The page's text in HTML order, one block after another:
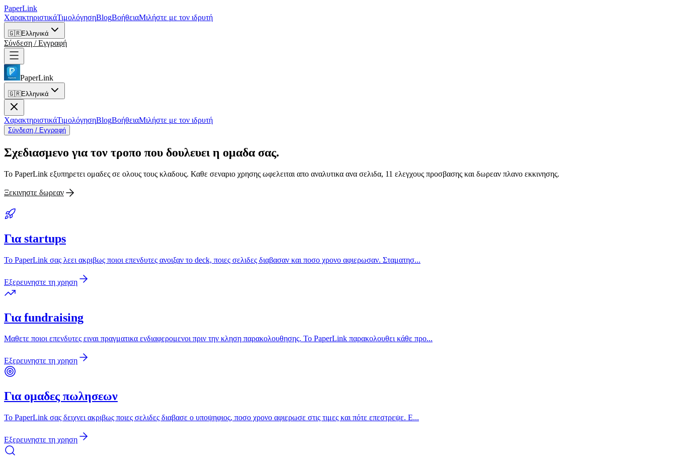
PaperLink
ΧαρακτηριστικάΤιμολόγησηBlogΒοήθειαΜιλήστε με τον ιδρυτή
🇬🇷Ελληνικά
Σύνδεση / Εγγραφή
PaperLink
🇬🇷Ελληνικά
ΧαρακτηριστικάΤιμολόγησηBlogΒοήθειαΜιλήστε με τον ιδρυτή
Σύνδεση / Εγγραφή
Σχεδιασμενο για τον τροπο που δουλευει η ομαδα σας.
Το PaperLink εξυπηρετει ομαδες σε ολους τους κλαδους. Καθε σεναριο χρησης ωφελειται απο αναλυτικα ανα σελιδα, 11 ελεγχους προσβασης και δωρεαν πλανο εκκινησης.
Ξεκινηστε δωρεαν
Για startups
Το PaperLink σας λεει ακριβως ποιοι επενδυτες ανοιξαν το deck, ποιες σελιδες διαβασαν και ποσο χρονο αφιερωσαν. Σταματησ...
Εξερευνηστε τη χρηση
Για fundraising
Μαθετε ποιοι επενδυτες ειναι πραγματικα ενδιαφερομενοι πριν την κληση παρακολουθησης. Το PaperLink παρακολουθει κάθε προ...
Εξερευνηστε τη χρηση
Για ομαδες πωλησεων
Το PaperLink σας δειχνει ακριβως ποιες σελιδες διαβασε ο υποψηφιος, ποσο χρονο αφιερωσε στις τιμες και πότε επεστρεψε. Ε...
Εξερευνηστε τη χρηση